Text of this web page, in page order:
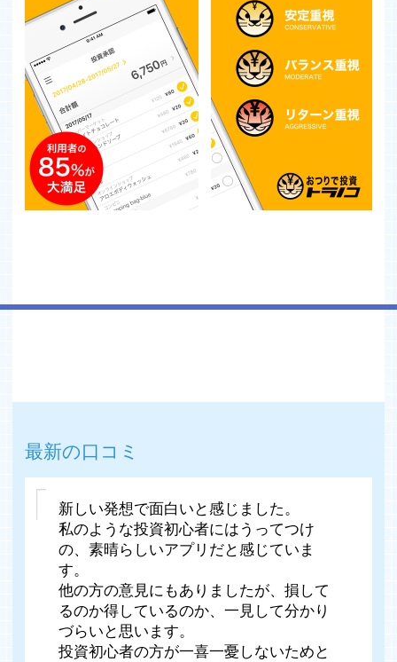
最新の口コミ
新しい発想で面白いと感じました。
私のような投資初心者にはうってつけ
の、素晴らしいアプリだと感じていま
す。
他の方の意見にもありましたが、損して
るのか得しているのか、一見して分かり
づらいと思います。
投資初心者の方が一喜一憂しないためと